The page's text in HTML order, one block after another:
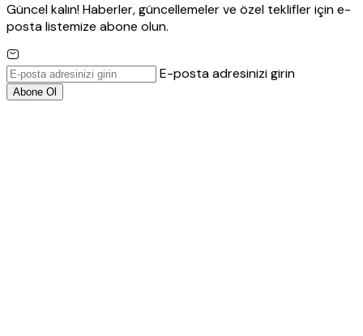
Güncel kalın! Haberler, güncellemeler ve özel teklifler için e-
posta listemize abone olun.
E-posta adresinizi girin
Abone Ol